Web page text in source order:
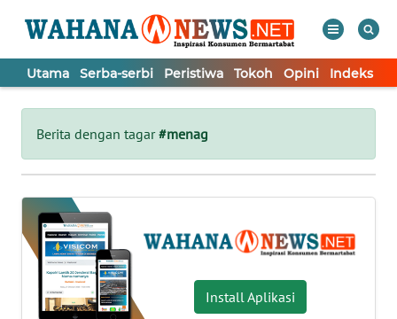
Utama Serba-serbi Peristiwa Tokoh Opini Indeks
Berita dengan tagar#menag
Install Aplikasi
Tutup
UTAMA
SERBA-
SERBI
PERISTIWA